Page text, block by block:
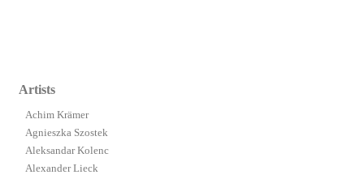
Artists
Achim Krämer
Agnieszka Szostek
Aleksandar Kolenc
Alexander Lieck